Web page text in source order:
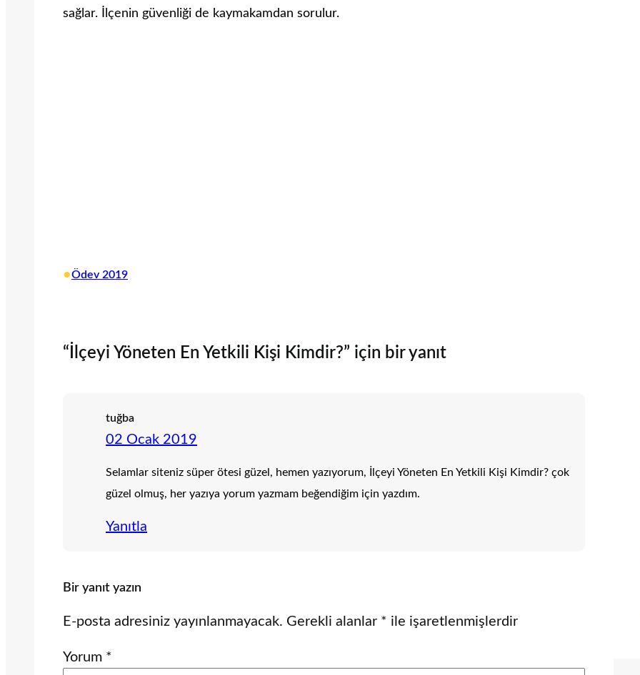
sağlar. İlçenin güvenliği de kaymakamdan sorulur.
•Ödev 2019
“İlçeyi Yöneten En Yetkili Kişi Kimdir?” için bir yanıt
tuğba
02 Ocak 2019
Selamlar siteniz süper ötesi güzel, hemen yazıyorum, İlçeyi Yöneten En Yetkili Kişi Kimdir? çok
güzel olmuş, her yazıya yorum yazmam beğendiğim için yazdım.
Yanıtla
Bir yanıt yazın
E-posta adresiniz yayınlanmayacak. Gerekli alanlar * ile işaretlenmişlerdir
Yorum *